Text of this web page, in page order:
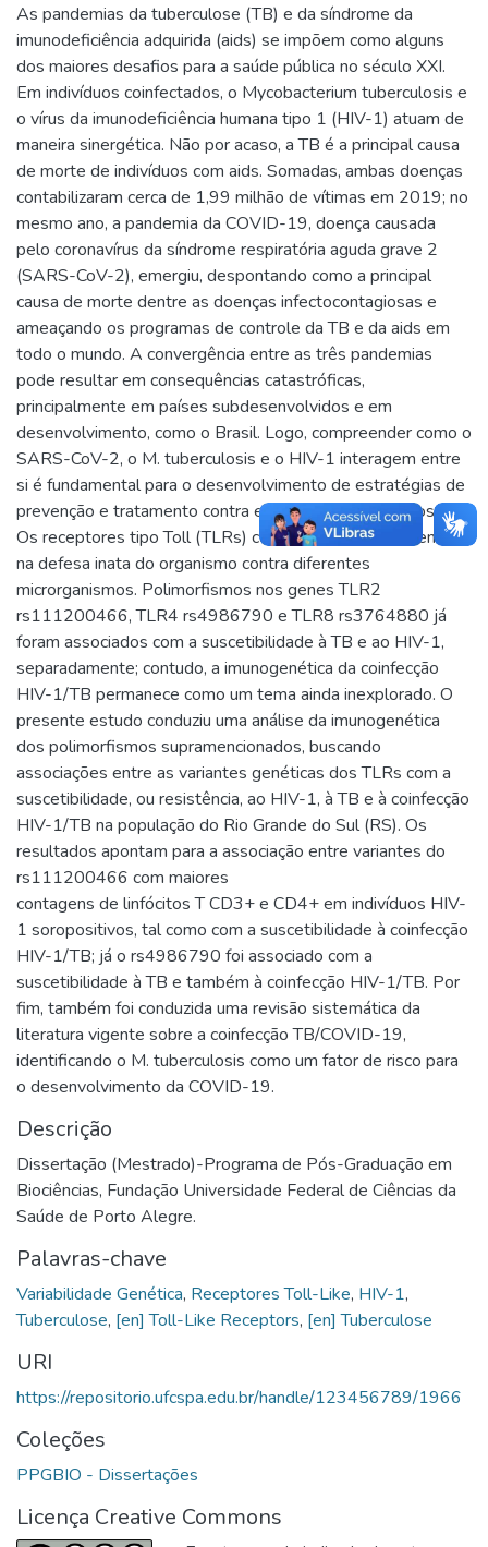
As pandemias da tuberculose (TB) e da síndrome da
imunodeficiência adquirida (aids) se impõem como alguns
dos maiores desafios para a saúde pública no século XXI.
Em indivíduos coinfectados, o Mycobacterium tuberculosis e
o vírus da imunodeficiência humana tipo 1 (HIV-1) atuam de
maneira sinergética. Não por acaso, a TB é a principal causa
de morte de indivíduos com aids. Somadas, ambas doenças
contabilizaram cerca de 1,99 milhão de vítimas em 2019; no
mesmo ano, a pandemia da COVID-19, doença causada
pelo coronavírus da síndrome respiratória aguda grave 2
(SARS-CoV-2), emergiu, despontando como a principal
causa de morte dentre as doenças infectocontagiosas e
ameaçando os programas de controle da TB e da aids em
todo o mundo. A convergência entre as três pandemias
pode resultar em consequências catastróficas,
principalmente em países subdesenvolvidos e em
desenvolvimento, como o Brasil. Logo, compreender como o
SARS-CoV-2, o M. tuberculosis e o HIV-1 interagem entre
si é fundamental para o desenvolvimento de estratégias de
prevenção e tratamento contra essas doenças infecciosas.
Os receptores tipo Toll (TLRs) compõem a linha de frente
na defesa inata do organismo contra diferentes
microrganismos. Polimorfismos nos genes TLR2
rs111200466, TLR4 rs4986790 e TLR8 rs3764880 já
foram associados com a suscetibilidade à TB e ao HIV-1,
separadamente; contudo, a imunogenética da coinfecção
HIV-1/TB permanece como um tema ainda inexplorado. O
presente estudo conduziu uma análise da imunogenética
dos polimorfismos supramencionados, buscando
associações entre as variantes genéticas dos TLRs com a
suscetibilidade, ou resistência, ao HIV-1, à TB e à coinfecção
HIV-1/TB na população do Rio Grande do Sul (RS). Os
resultados apontam para a associação entre variantes do
rs111200466 com maiores
contagens de linfócitos T CD3+ e CD4+ em indivíduos HIV-
1 soropositivos, tal como com a suscetibilidade à coinfecção
HIV-1/TB; já o rs4986790 foi associado com a
suscetibilidade à TB e também à coinfecção HIV-1/TB. Por
fim, também foi conduzida uma revisão sistemática da
literatura vigente sobre a coinfecção TB/COVID-19,
identificando o M. tuberculosis como um fator de risco para
o desenvolvimento da COVID-19.
Descrição
Dissertação (Mestrado)-Programa de Pós-Graduação em
Biociências, Fundação Universidade Federal de Ciências da
Saúde de Porto Alegre.
Palavras-chave
Variabilidade Genética, Receptores Toll-Like, HIV-1,
Tuberculose, [en] Toll-Like Receptors, [en] Tuberculose
URI
https://repositorio.ufcspa.edu.br/handle/123456789/1966
Coleções
PPGBIO - Dissertações
Licença Creative Commons